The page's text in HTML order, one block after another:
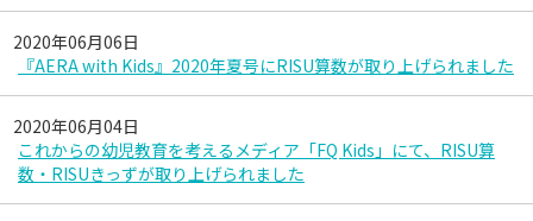
2020年06月06日
『AERA with Kids』2020年夏号にRISU算数が取り上げられました
2020年06月04日
これからの幼児教育を考えるメディア「FQ Kids」にて、RISU算
数・RISUきっずが取り上げられました